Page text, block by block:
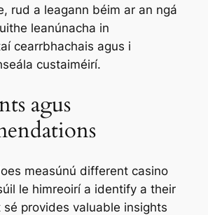
rud a leagann béim ar an ngá
leanúnacha in
cearrbhachais agus i
custaiméirí.
agus
measúnú different casino
le himreoirí a identify a their
provides valuable insights